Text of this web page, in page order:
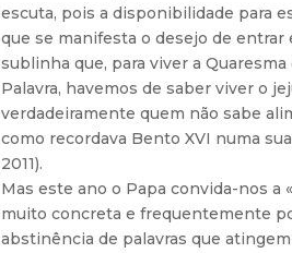
escuta, pois a disponibilidade para
que se manifesta o desejo de entrar
sublinha que, para viver a
Palavra, havemos de saber viver o
verdadeiramente quem não sabe
como recordava Bento XVI numa
2011).
Mas este ano o Papa convida-nos a
muito concreta e frequentemente
abstinência de palavras que